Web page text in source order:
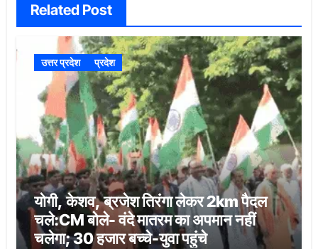
Related Post
उत्तर प्रदेश प्रदेश
योगी, केशव, ब्रजेश तिरंगा लेकर 2km पैदल
चले:CM बोले- वंदे मातरम का अपमान नहीं
चलेगा; 30 हजार बच्चे-युवा पहुंचे